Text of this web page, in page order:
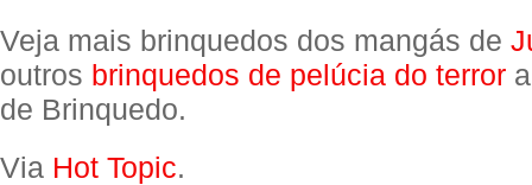
Veja mais brinquedos dos mangás de
outros brinquedos de pelúcia do terror
de Brinquedo.
Via Hot Topic.